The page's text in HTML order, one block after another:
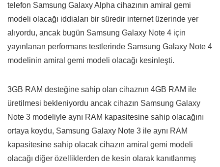
telefon Samsung Galaxy Alpha cihazının amiral gemi
modeli olacağı iddiaları bir süredir internet üzerinde yer
alıyordu, ancak bugün Samsung Galaxy Note 4 için
yayınlanan performans testlerinde Samsung Galaxy Note 4
modelinin amiral gemi modeli olacağı kesinleşti.
3GB RAM desteğine sahip olan cihaznın 4GB RAM ile
üretilmesi bekleniyordu ancak cihazın Samsung Galaxy
Note 3 modeliyle aynı RAM kapasitesine sahip olacağını
ortaya koydu, Samsung Galaxy Note 3 ile aynı RAM
kapasitesine sahip olacak cihazın amiral gemi modeli
olacağı diğer özelliklerden de kesin olarak kanıtlanmış